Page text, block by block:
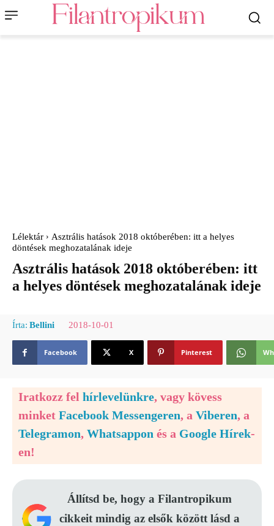
Lélektár
Asztrális hatások 2018 októberében: itt a helyes
döntések meghozatalának ideje
Asztrális hatások 2018 októberében: itt
a helyes döntések meghozatalának ideje
Írta: Bellini 2018-10-01
Facebook X Pinterest
Iratkozz fel hírlevelünkre, vagy kövess
minket Facebook Messengeren, a Viberen, a
Telegramon, Whatsappon és a Google Hírek-
en!
Állítsd be, hogy a Filantropikum
cikkeit mindig az elsők között lásd a